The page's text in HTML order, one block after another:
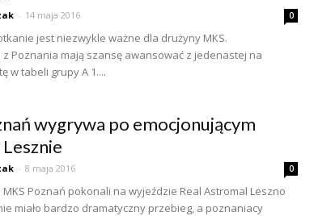
- 14 maja 2016 0
jest niezwykle ważne dla drużyny MKS.
z Poznania mają szansę awansować z jedenastej na
w tabeli grupy A 1....
wygrywa po emocjonującym
- 8 maja 2016 0
MKS Poznań pokonali na wyjeździe Real Astromal Leszno
miało bardzo dramatyczny przebieg, a poznaniacy